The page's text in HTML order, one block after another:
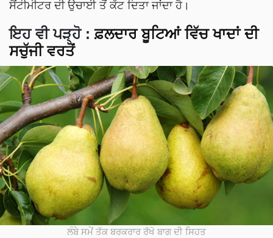
ਸੈਂਟੀਮੀਟਰ ਦੀ ਉਚਾਈ ਤੋਂ ਕੱਟ ਦਿਤਾ ਜਾਂਦਾ ਹੈ।
ਇਹ ਵੀ ਪੜ੍ਹੋ :ਫ਼ਲਦਾਰ ਬੂਟਿਆਂ ਵਿੱਚ ਖਾਦਾਂ ਦੀ
ਸਚੁੱਜੀ ਵਰਤੋਂ
ਲੰਬੇ ਸਮੇਂ ਤੱਕ ਬਰਕਰਾਰ ਰੱਖੋ ਬਾਗ ਦੀ ਸਿਹਤ